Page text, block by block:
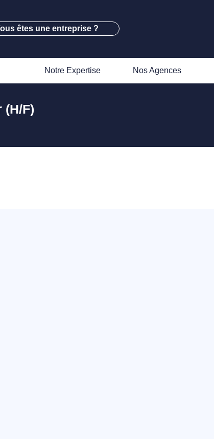
êtes une entreprise ?
Notre Expertise Nos Agences
(H/F)